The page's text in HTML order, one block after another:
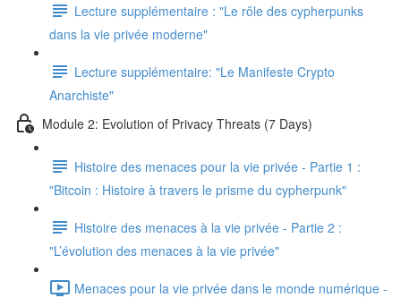
Lecture supplémentaire : "Le rôle des cypherpunks
dans la vie privée moderne"
Lecture supplémentaire: "Le Manifeste Crypto
Anarchiste"
Module 2: Evolution of Privacy Threats (7 Days)
Histoire des menaces pour la vie privée - Partie 1 :
"Bitcoin : Histoire à travers le prisme du cypherpunk"
Histoire des menaces à la vie privée - Partie 2 :
"L’évolution des menaces à la vie privée"
Menaces pour la vie privée dans le monde numérique -